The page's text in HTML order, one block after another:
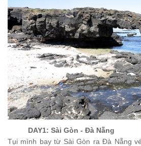
DAY1: Sài Gòn - Đà Nẵng
Tụi mình bay từ Sài Gòn ra Đà Nẵng